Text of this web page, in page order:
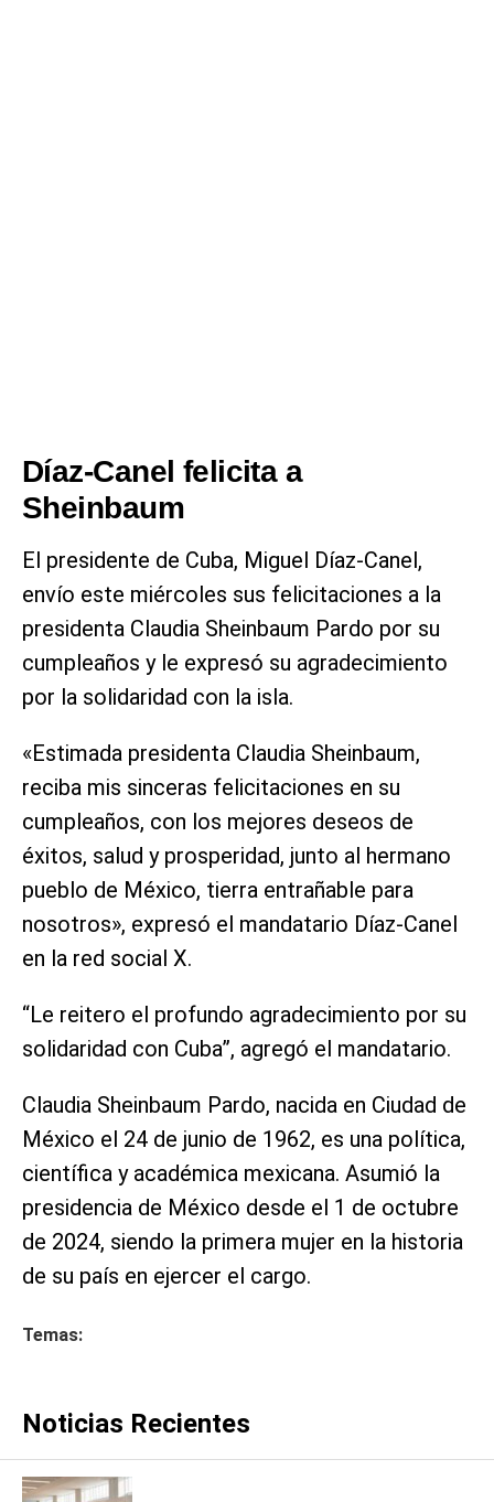
Díaz-Canel felicita a
Sheinbaum
El presidente de Cuba, Miguel Díaz-Canel,
envío este miércoles sus felicitaciones a la
presidenta Claudia Sheinbaum Pardo por su
cumpleaños y le expresó su agradecimiento
por la solidaridad con la isla.
«Estimada presidenta Claudia Sheinbaum,
reciba mis sinceras felicitaciones en su
cumpleaños, con los mejores deseos de
éxitos, salud y prosperidad, junto al hermano
pueblo de México, tierra entrañable para
nosotros», expresó el mandatario Díaz-Canel
en la red social X.
“Le reitero el profundo agradecimiento por su
solidaridad con Cuba”, agregó el mandatario.
Claudia Sheinbaum Pardo, nacida en Ciudad de
México el 24 de junio de 1962, es una política,
científica y académica mexicana. Asumió la
presidencia de México desde el 1 de octubre
de 2024, siendo la primera mujer en la historia
de su país en ejercer el cargo.
Temas:
Noticias Recientes